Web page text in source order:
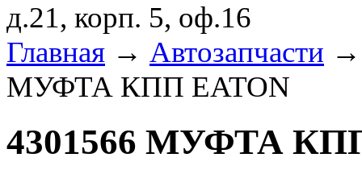
д.21, корп. 5, оф.16
Главная → Автозапчасти
МУФТА КПП EATON
4301566 МУФТА